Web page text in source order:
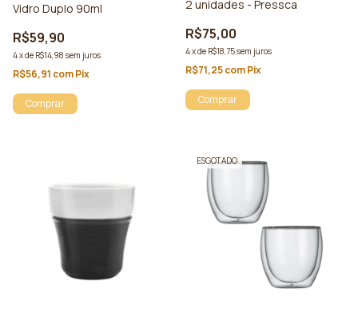
Vidro Duplo 90ml
R$59,90
4xde R$14,98 sem juros
R$56,91 comPix
Comprar
2 unidades - Pressca
R$75,00
4xde R$18,75sem juros
R$71,25comPix
ESGOTADO